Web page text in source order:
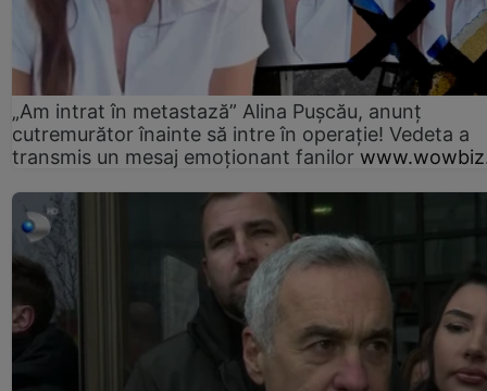
„Am intrat în metastază” Alina Pușcău, anunț
cutremurător înainte să intre în operație! Vedeta a
transmis un mesaj emoționant fanilor